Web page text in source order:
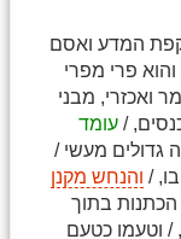
המדע ואסם
פרי מפרי
ואכזרי, מבני
/ עומד
גדולים מעשי /
/ והנחש מקנן
הכתנות בתוך
/ וטעמו כטעם